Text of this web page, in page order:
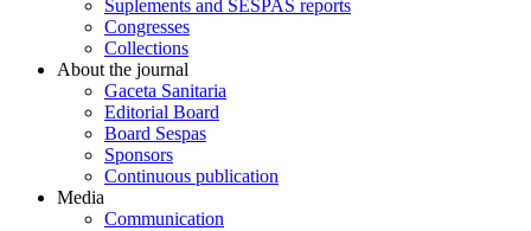
Suplements and SESPAS reports
Congresses
Collections
About the journal
Gaceta Sanitaria
Editorial Board
Board Sespas
Sponsors
Continuous publication
Media
Communication